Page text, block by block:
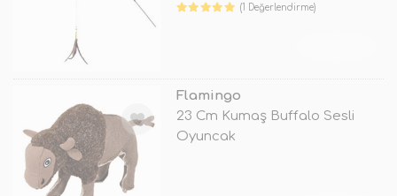
(1 Değerlendirme)
Flamingo
23 Cm Kumaş Buffalo Sesli
Oyuncak